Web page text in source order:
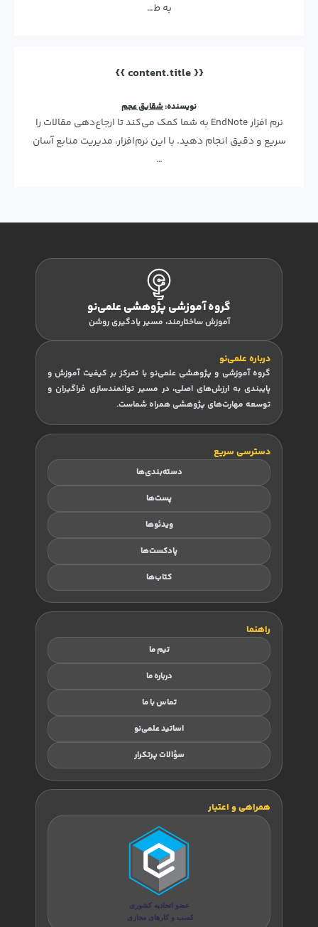
به ط…
{{ content.title }}
نویسنده:شقایق عجم
نرم افزار EndNote به شما کمک می‌کند تا ارجاع‌دهی مقالات را
سریع و دقیق انجام دهید. با این نرم‌افزار، مدیریت منابع آسان
…
گروه آموزشی پژوهشی علمی‌نو
آموزش ساختارمند، مسیر یادگیری روشن
درباره علمی‌نو
گروه آموزشی و پژوهشی علمی‌نو با تمرکز بر کیفیت آموزش و
پایبندی به ارزش‌های اصلی، در مسیر توانمندسازی فراگیران و
توسعه مهارت‌های پژوهشی همراه شماست.
دسترسی سریع
دسته‌بندی‌ها
پست‌ها
ویدئوها
پادکست‌ها
کتاب‌ها
راهنما
تیم ما
درباره ما
تماس با ما
اساتید علمی‌نو
سؤالات پرتکرار
همراهی و اعتبار